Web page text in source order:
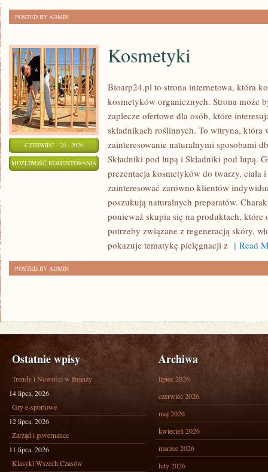
POSTED BY ADMIN
CZERWIEC - 20 - 2026
MOŻLIWOŚĆ KOMENTOWANIA KOSMETYKI
Kosmetyki
Bioarp24.pl to strona internetowa, która
kosmetyków organicznych. Strona może
zaplecze ofertowe dla osób, które
składnikach roślinnych. To witryna, która
zainteresowanie naturalnymi sposobami
Składniki pod lupą i Składniki pod lupą.
prezentacja kosmetyków do twarzy, ciała
zainteresować zarówno klientów
poszukują naturalnych preparatów.
ponieważ skupia się na produktach, które
potrzeby związane z regeneracją skóry,
pokazuje tematykę pielęgnacji z [ Read
POSTED BY ADMIN
Ostatnie wpisy
Trendy i Nowości w Branży
14 lipca, 2026
Gry e-sportowe
12 lipca, 2026
Zarząd i governance
11 lipca, 2026
Klasyki Wszech Czasów
Archiwa
lipiec 2026
czerwiec 2026
maj 2026
kwiecień 2026
marzec 2026
luty 2026